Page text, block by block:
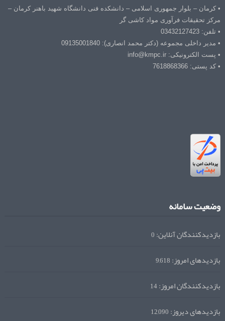
• کرمان – بلوار جمهوری اسلامی – دانشکده فنی دانشگاه شهید باهنر کرمان –
مرکز تحقیقات فرآوری مواد کاشی گر
• تلفن: 03432127423
• مدیر داخلی مجموعه (دکتر محمد انصاری): 09135001840
• پست الکترونیکی: info@kmpc.ir
• کد پستی: 7618868366
وضعیت سامانه
بازدیدکنندگان آنلاین:0
بازدیدهای امروز:9,618
بازدیدکنندگان امروز:14
بازدیدهای دیروز:12,090